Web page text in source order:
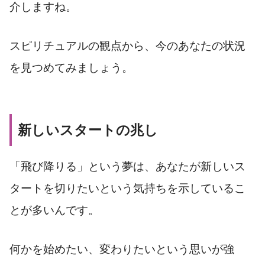
介しますね。
スピリチュアルの観点から、今のあなたの状況
を見つめてみましょう。
新しいスタートの兆し
「飛び降りる」という夢は、あなたが新しいス
タートを切りたいという気持ちを示しているこ
とが多いんです。
何かを始めたい、変わりたいという思いが強